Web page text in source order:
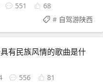
551
68
#自驾游陕西
有民族风情的歌曲是什
556
81